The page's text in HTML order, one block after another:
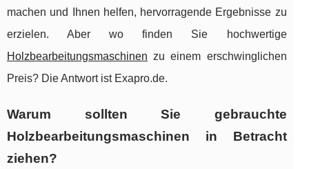
machen und Ihnen helfen, hervorragende Ergebnisse zu
erzielen. Aber wo finden Sie hochwertige
Holzbearbeitungsmaschinen zu einem erschwinglichen
Preis? Die Antwort ist Exapro.de.
Warum sollten Sie gebrauchte
Holzbearbeitungsmaschinen in Betracht
ziehen?